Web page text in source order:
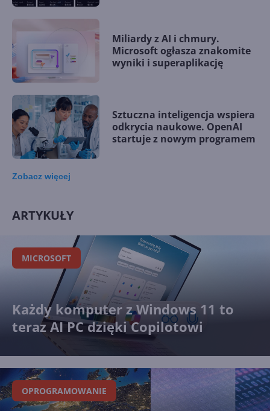
Miliardy z AI i chmury.
Microsoft ogłasza znakomite
wyniki i superaplikację
Sztuczna inteligencja wspiera
odkrycia naukowe. OpenAI
startuje z nowym programem
Microsoft udostępnia MAI-
Cyber-1-Flash. AI sama załata
luki w kodzie
Wyższa wydajność i nowe
możliwości w pracy w
Microsoft 365
Zobacz więcej
ARTYKUŁY
MICROSOFT
Każdy komputer z Windows 11 to
teraz AI PC dzięki Copilotowi
OPROGRAMOWANIE